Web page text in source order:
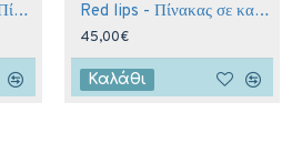
Hong Kong at dusk - Πίνακας σε καμβά Red lips - Πίνακας σε καμβά
45,00€
Καλάθι